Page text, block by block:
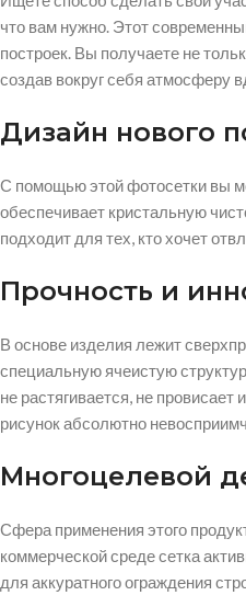
что вам нужно. Этот
построек. Вы получаете не
создав вокруг себя атмосферу
Дизайн нового
С помощью этой фотосетки вы
обеспечивает кристальную
подходит для тех, кто хочет
Прочность и
В основе изделия лежит
специальную ячеистую
не растягивается, не
рисунок абсолютно
Многоцелевой
Сфера применения этого
коммерческой среде сетка
для аккуратного ограждения